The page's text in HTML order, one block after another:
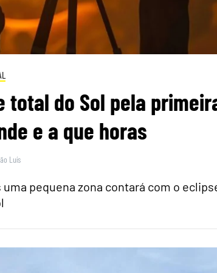
total do Sol pela
e a que horas
Luís
pequena zona contará com o